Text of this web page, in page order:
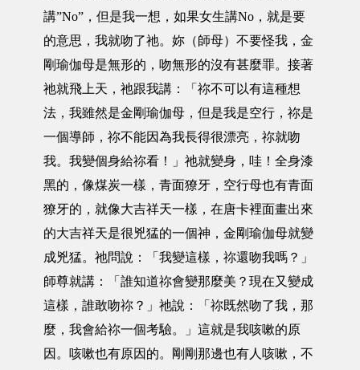
講”No”，但是我一想，如果女生講No，就是要
的意思，我就吻了祂。妳（師母）不要怪我，金
剛瑜伽母是無形的，吻無形的沒有甚麼罪。接著
祂就飛上天，祂跟我講：「祢不可以有這種想
法，我雖然是金剛瑜伽母，但是我是空行，祢是
一個導師，祢不能因為我長得很漂亮，祢就吻
我。我變個身給祢看！」祂就變身，哇！全身漆
黑的，像煤炭一樣，青面獠牙，空行母也有青面
獠牙的，就像大吉祥天一樣，在唐卡裡面畫出來
的大吉祥天是很兇猛的一個神，金剛瑜伽母就變
成兇猛。祂問說：「我變這樣，祢還吻我嗎？」
師尊就講：「誰知道祢會變那麼美？現在又變成
這樣，誰敢吻祢？」祂說：「祢既然吻了我，那
麼，我會給祢一個考驗。」這就是我咳嗽的原
因。咳嗽也有原因的。剛剛那邊也有人咳嗽，不